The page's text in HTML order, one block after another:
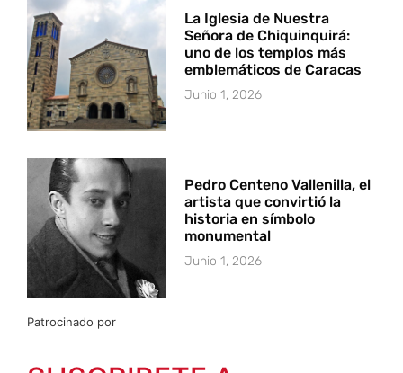
La Iglesia de Nuestra
Señora de Chiquinquirá:
uno de los templos más
emblemáticos de Caracas
Junio 1, 2026
Pedro Centeno Vallenilla, el
artista que convirtió la
historia en símbolo
monumental
Junio 1, 2026
Patrocinado por